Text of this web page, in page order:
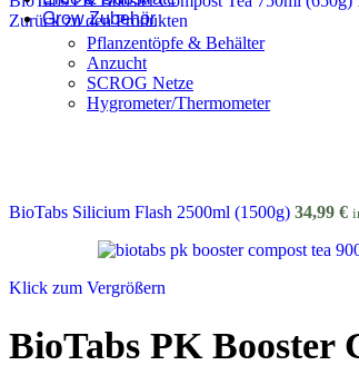
Grow Zubehör
Pflanzentöpfe & Behälter
Anzucht
SCROG Netze
Hygrometer/Thermometer
Zurück zu den Produkten
BioTabs Silicium Flash 2500ml (1500g) 34,99 €
Klick zum Vergrößern
BioTabs PK Booster